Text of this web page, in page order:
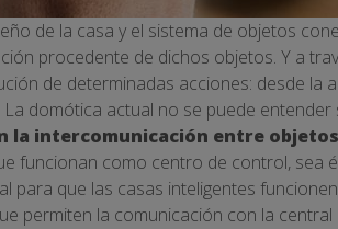
de la casa y el sistema de objetos
procedente de dichos objetos. Y a
de determinadas acciones: desde la
domótica actual no se puede entender
la intercomunicación entre
funcionan como centro de control, sea
para que las casas inteligentes
permiten la comunicación con la central